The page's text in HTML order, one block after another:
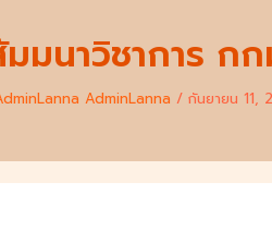
มนาวิชาการ ก
AdminLanna / กันยายน 11,